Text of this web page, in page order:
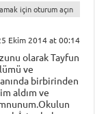
için oturum açın
Ekim 2014 at 00:14
olarak Tayfun
ve
birbirinden
aldım ve